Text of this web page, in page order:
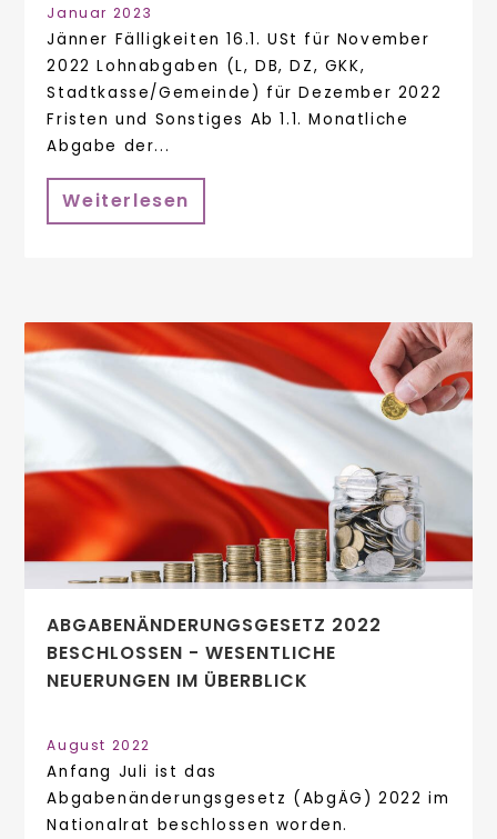
Januar 2023
Jänner Fälligkeiten 16.1. USt für November
2022 Lohnabgaben (L, DB, DZ, GKK,
Stadtkasse/Gemeinde) für Dezember 2022
Fristen und Sonstiges Ab 1.1. Monatliche
Abgabe der...
Weiterlesen
ABGABENÄNDERUNGSGESETZ 2022
BESCHLOSSEN - WESENTLICHE
NEUERUNGEN IM ÜBERBLICK
August 2022
Anfang Juli ist das
Abgabenänderungsgesetz (AbgÄG) 2022 im
Nationalrat beschlossen worden.